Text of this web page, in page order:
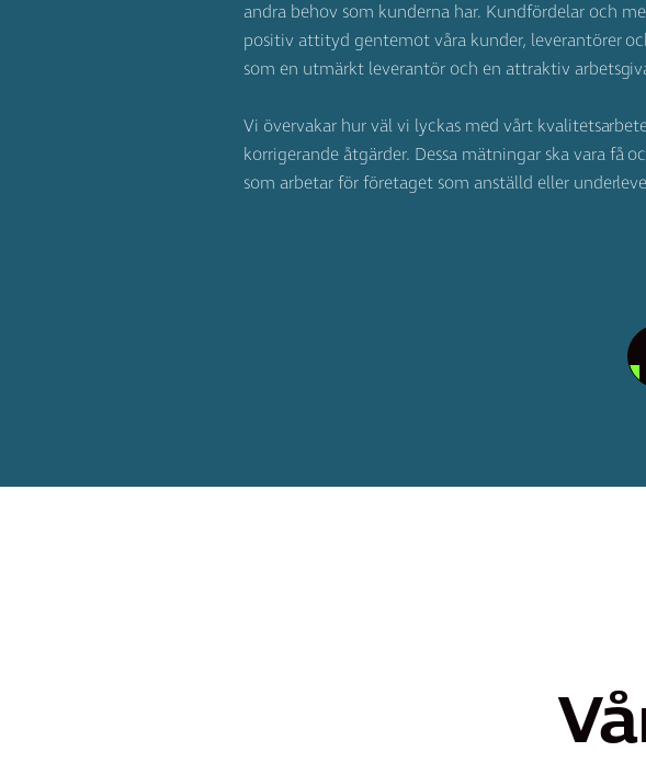
andra behov som kunderna har. Kundfördelar och
positiv attityd gentemot våra kunder, leverantörer
som en utmärkt leverantör och en attraktiv
Vi övervakar hur väl vi lyckas med vårt
korrigerande åtgärder. Dessa mätningar ska vara få
som arbetar för företaget som anställd eller